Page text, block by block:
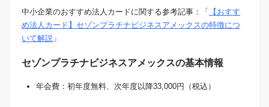
中小企業のおすすめ法人カードに関する参考記事：「
【おすす
め法人カード】セゾンプラチナビジネスアメックスの特徴につ
いて解説 」
セゾンプラチナビジネスアメックスの基本情報
年会費：初年度無料、次年度以降33,000円（税込）